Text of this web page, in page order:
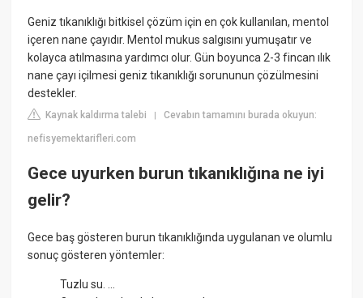
Geniz tıkanıklığı bitkisel çözüm için en çok kullanılan, mentol
içeren nane çayıdır. Mentol mukus salgısını yumuşatır ve
kolayca atılmasına yardımcı olur. Gün boyunca 2-3 fincan ılık
nane çayı içilmesi geniz tıkanıklığı sorununun çözülmesini
destekler.
Kaynak kaldırma talebi |Cevabın tamamını burada okuyun:
nefisyemektarifleri.com
Gece uyurken burun tıkanıklığına ne iyi
gelir?
Gece baş gösteren burun tıkanıklığında uygulanan ve olumlu
sonuç gösteren yöntemler:
Tuzlu su. ...